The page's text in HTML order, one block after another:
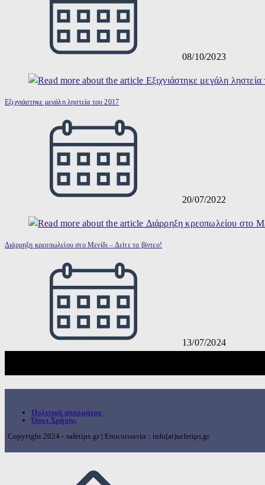
08/10/2023
Εξιχνιάστηκε μεγάλη ληστεία του 2017
20/07/2022
Διάρρηξη κρεοπωλείου στο Μενίδι – Δείτε το βίντεο!
13/07/2024
Πολιτική απορρήτου
Όροι Χρήσης
Copyright 2024 - safetips.gr | Επικοινωνία : info(at)safetips.gr